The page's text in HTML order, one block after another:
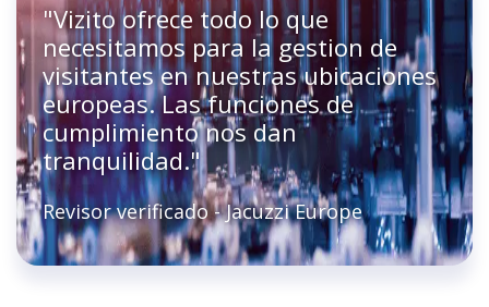
"Vizito ofrece todo lo que
necesitamos para la gestion de
visitantes en nuestras ubicaciones
europeas. Las funciones de
cumplimiento nos dan
tranquilidad."
Revisor verificado - Jacuzzi Europe